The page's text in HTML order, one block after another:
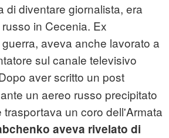
di diventare giornalista, era
in Cecenia. Ex
aveva anche lavorato a
sul canale televisivo
aver scritto un post
un aereo russo precipitato
trasportava un coro dell'Armata
aveva rivelato di